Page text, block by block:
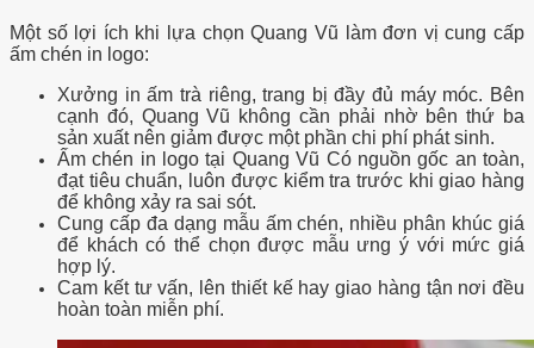
Một số lợi ích khi lựa chọn Quang Vũ làm đơn vị cung cấp
ấm chén in logo:
Xưởng in ấm trà riêng, trang bị đầy đủ máy móc. Bên
cạnh đó, Quang Vũ không cần phải nhờ bên thứ ba
sản xuất nên giảm được một phần chi phí phát sinh.
Ấm chén in logo tại Quang Vũ Có nguồn gốc an toàn,
đạt tiêu chuẩn, luôn được kiểm tra trước khi giao hàng
để không xảy ra sai sót.
Cung cấp đa dạng mẫu ấm chén, nhiều phân khúc giá
để khách có thể chọn được mẫu ưng ý với mức giá
hợp lý.
Cam kết tư vấn, lên thiết kế hay giao hàng tận nơi đều
hoàn toàn miễn phí.